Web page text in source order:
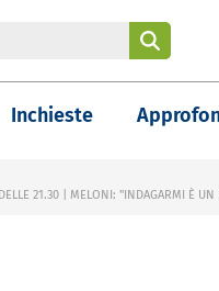
Inchieste
21.30 | MELONI: "INDAGARMI È